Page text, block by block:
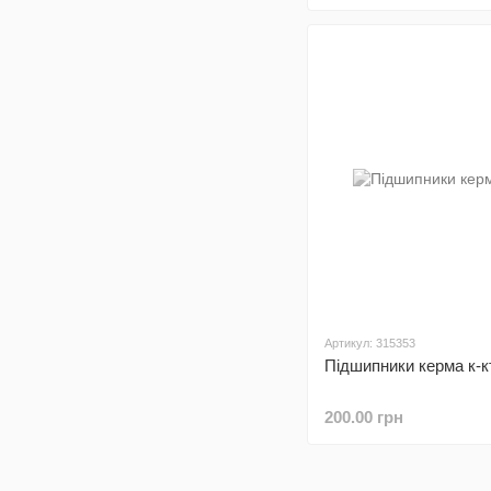
Артикул: 315353
Підшипники керма к-
200.00 грн